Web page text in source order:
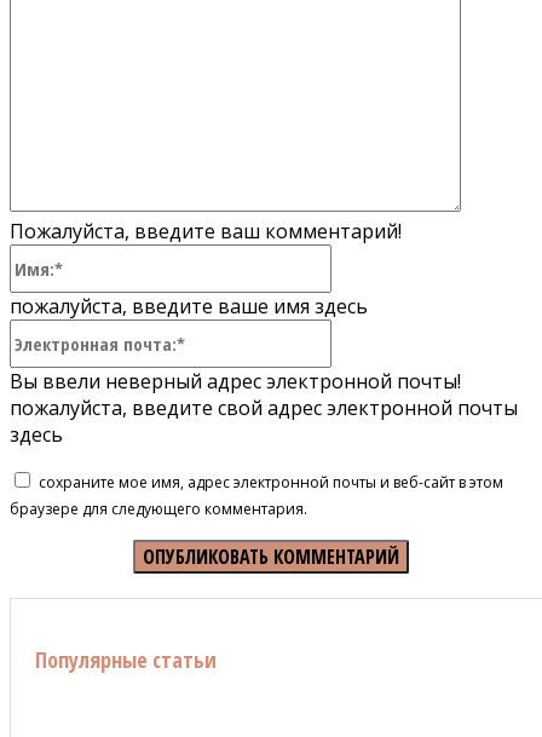
Пожалуйста, введите ваш комментарий!
пожалуйста, введите ваше имя здесь
Вы ввели неверный адрес электронной почты!
пожалуйста, введите свой адрес электронной почты
здесь
сохраните мое имя, адрес электронной почты и веб-сайт в этом
браузере для следующего комментария.
Популярные статьи